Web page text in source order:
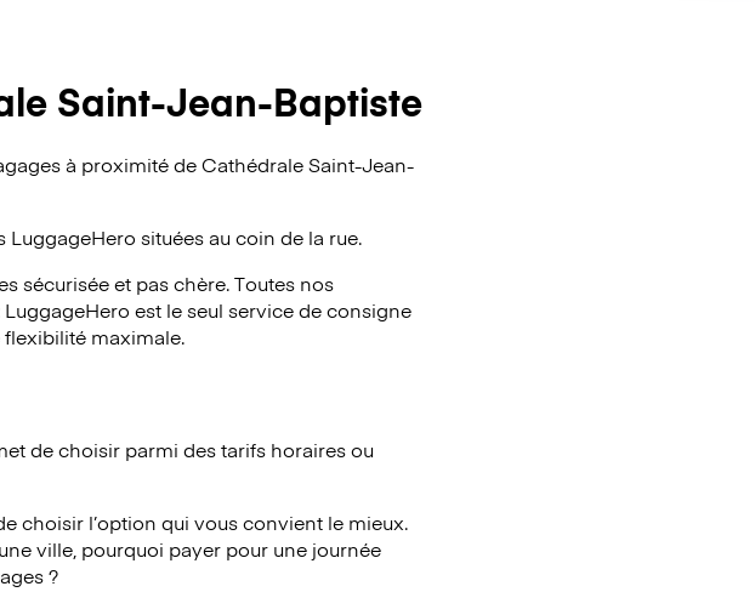
Saint-Jean-Baptiste
à proximité de Cathédrale Saint-Jean-
LuggageHero situées au coin de la rue.
sécurisée et pas chère. Toutes nos
LuggageHero est le seul service de consigne
maximale.
de choisir parmi des tarifs horaires ou
choisir l’option qui vous convient le mieux.
ville, pourquoi payer pour une journée
?